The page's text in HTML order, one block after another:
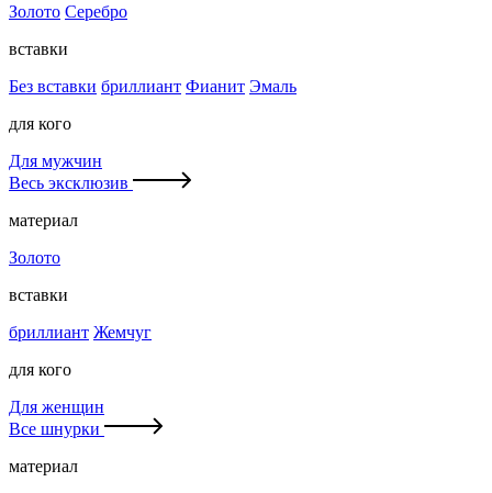
Золото Серебро
вставки
Без вставки бриллиант Фианит Эмаль
для кого
Для мужчин
Весь эксклюзив
материал
Золото
вставки
бриллиант Жемчуг
для кого
Для женщин
Все шнурки
материал